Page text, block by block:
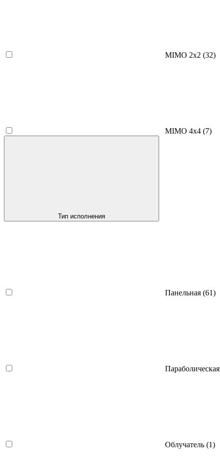
MIMO 2x2 (32)
MIMO 4x4 (7)
Тип исполнения
Панельная (61)
Параболическая
Облучатель (1)